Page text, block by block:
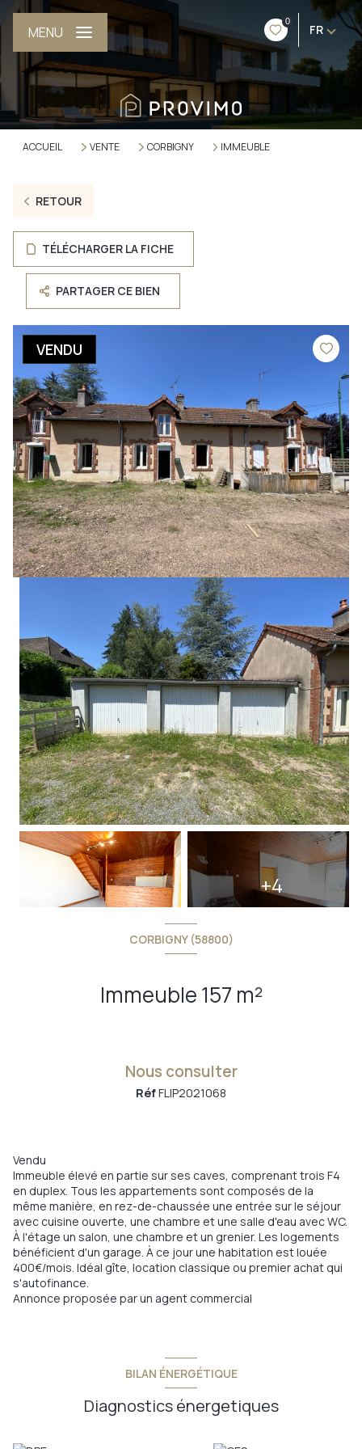
0
FR
MENU
ACCUEIL VENTE CORBIGNY IMMEUBLE
RETOUR
TÉLÉCHARGER LA FICHE
PARTAGER CE BIEN
VENDU
+4
CORBIGNY (58800)
Immeuble 157 m²
Nous consulter
RéfFLIP2021068
Vendu
Immeuble élevé en partie sur ses caves, comprenant trois F4
en duplex. Tous les appartements sont composés de la
même manière, en rez-de-chaussée une entrée sur le séjour
avec cuisine ouverte, une chambre et une salle d'eau avec WC.
À l'étage un salon, une chambre et un grenier. Les logements
bénéficient d'un garage. À ce jour une habitation est louée
400€/mois. Idéal gîte, location classique ou premier achat qui
s'autofinance.
Annonce proposée par un agent commercial
BILAN ÉNERGÉTIQUE
Diagnostics énergetiques